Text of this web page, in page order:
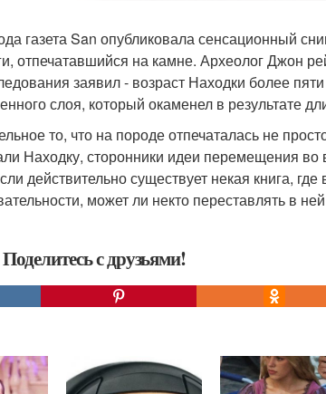
газета San опубликовала сенсационный
отпечатавшийся на камне. Археолог Джон
заявил - возраст Находки более
слоя, который окаменел в результате
то, что на породе отпечаталась не
Находку, сторонники идеи перемещения
действительно существует некая книга,
может ли некто переставлять в
с друзьями!